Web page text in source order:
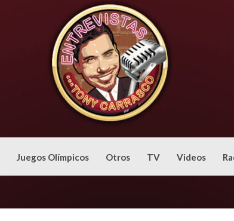
Juegos Olímpicos Otros TV Videos